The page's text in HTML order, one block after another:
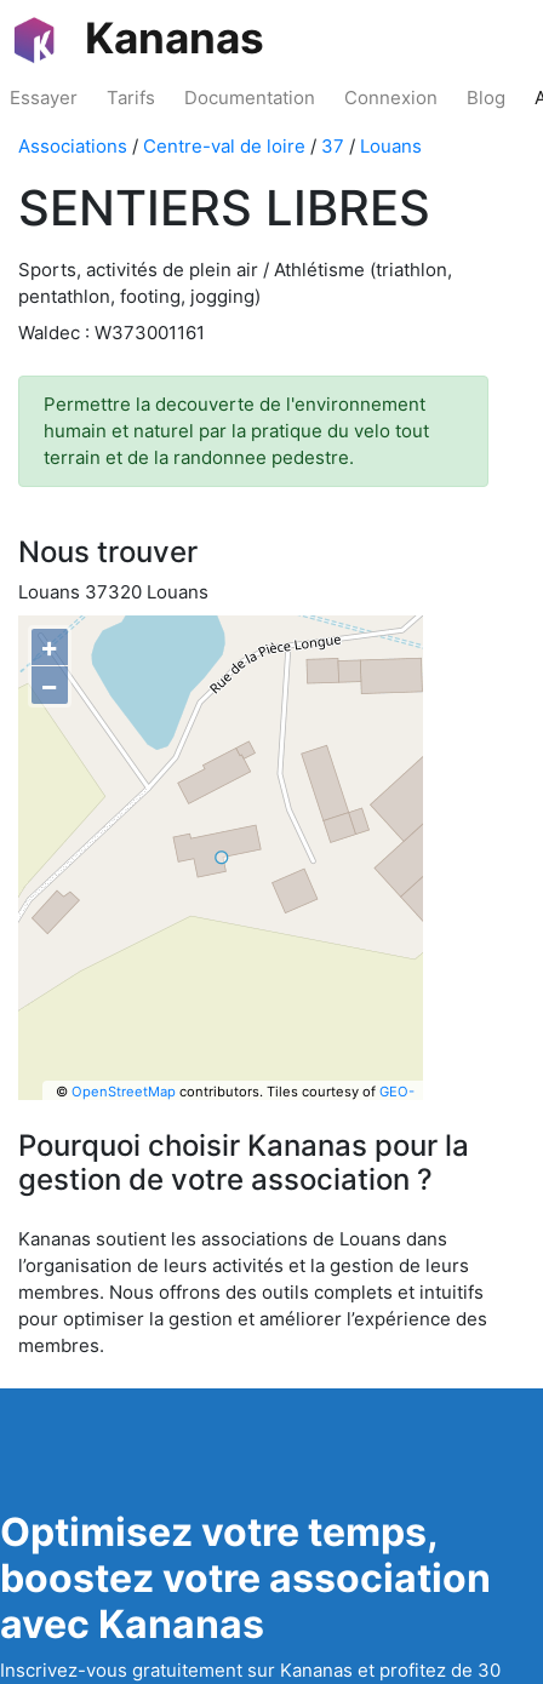
Kananas
Essayer Tarifs Documentation Connexion Blog
Associations / Centre-val de loire / 37 / Louans
SENTIERS LIBRES
Sports, activités de plein air / Athlétisme (triathlon,
pentathlon, footing, jogging)
Waldec : W373001161
Permettre la decouverte de l'environnement
humain et naturel par la pratique du velo tout
terrain et de la randonnee pedestre.
Nous trouver
Louans 37320 Louans
+
−
© OpenStreetMapcontributors. Tiles courtesy of GEO-
Pourquoi choisir Kananas pour la
gestion de votre association ?
Kananas soutient les associations de Louans dans
l’organisation de leurs activités et la gestion de leurs
membres. Nous offrons des outils complets et intuitifs
pour optimiser la gestion et améliorer l’expérience des
membres.
Optimisez votre temps,
boostez votre association
avec Kananas
Inscrivez-vous gratuitement sur Kananas et profitez de 30